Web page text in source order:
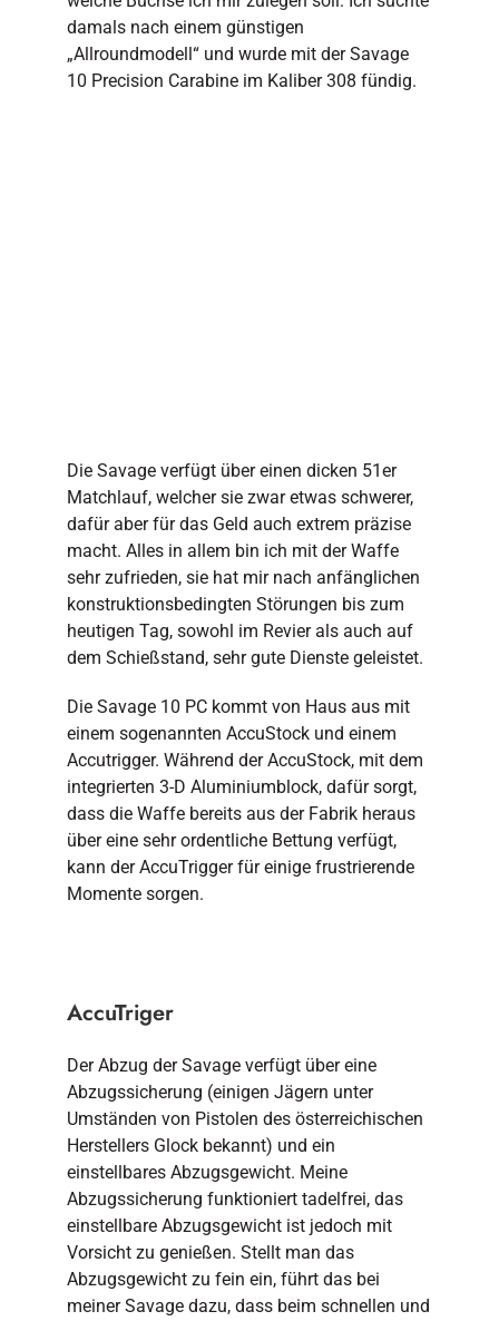
damals nach einem günstigen
„Allroundmodell“ und wurde mit der Savage
10 Precision Carabine im Kaliber 308 fündig.
Die Savage verfügt über einen dicken 51er
Matchlauf, welcher sie zwar etwas schwerer,
dafür aber für das Geld auch extrem präzise
macht. Alles in allem bin ich mit der Waffe
sehr zufrieden, sie hat mir nach anfänglichen
konstruktionsbedingten Störungen bis zum
heutigen Tag, sowohl im Revier als auch auf
dem Schießstand, sehr gute Dienste geleistet.
Die Savage 10 PC kommt von Haus aus mit
einem sogenannten AccuStock und einem
Accutrigger. Während der AccuStock, mit dem
integrierten 3-D Aluminiumblock, dafür sorgt,
dass die Waffe bereits aus der Fabrik heraus
über eine sehr ordentliche Bettung verfügt,
kann der AccuTrigger für einige frustrierende
Momente sorgen.
AccuTriger
Der Abzug der Savage verfügt über eine
Abzugssicherung (einigen Jägern unter
Umständen von Pistolen des österreichischen
Herstellers Glock bekannt) und ein
einstellbares Abzugsgewicht. Meine
Abzugssicherung funktioniert tadelfrei, das
einstellbare Abzugsgewicht ist jedoch mit
Vorsicht zu genießen. Stellt man das
Abzugsgewicht zu fein ein, führt das bei
meiner Savage dazu, dass beim schnellen und